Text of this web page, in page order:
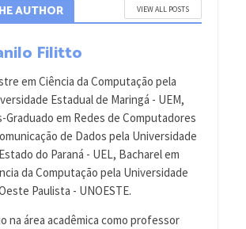
AUTHOR VIEW ALL POSTS
Filitto
em Ciência da Computação pela
Estadual de Maringá - UEM,
Graduado em Redes de Computadores
de Dados pela Universidade
do Paraná - UEL, Bacharel em
da Computação pela Universidade
Paulista - UNOESTE.
na área acadêmica como professor